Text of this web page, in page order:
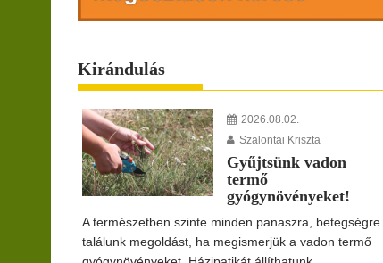
Kirándulás
2026.08.02.
Szalontai Kriszta
Gyűjtsünk vadon
termő
gyógynövényeket!
A természetben szinte minden panaszra, betegségre
találunk megoldást, ha megismerjük a vadon termő